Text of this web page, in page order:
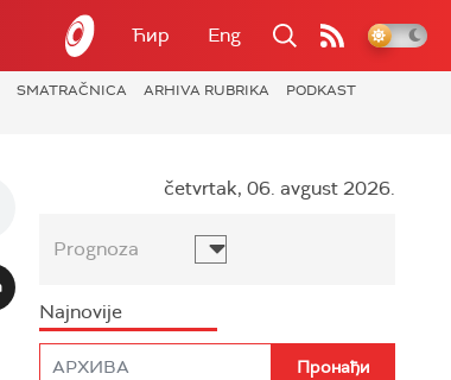
Ћир Eng
SMATRAČNICA ARHIVA RUBRIKA
PODKAST
četvrtak, 06. avgust 2026.
Prognoza
Najnovije